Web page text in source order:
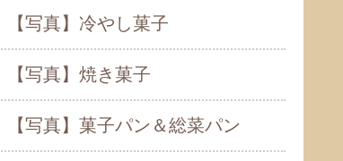
【写真】冷やし菓子
【写真】焼き菓子
【写真】菓子パン＆総菜パン